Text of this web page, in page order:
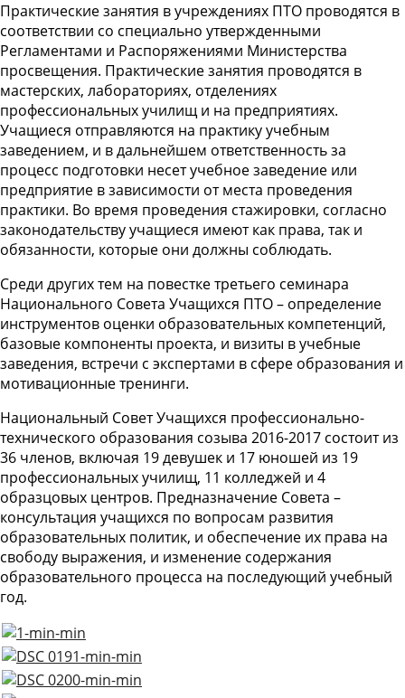
Практические занятия в учреждениях ПТО проводятся в
соответствии со специально утвержденными
Регламентами и Распоряжениями Министерства
просвещения. Практические занятия проводятся в
мастерских, лабораториях, отделениях
профессиональных училищ и на предприятиях.
Учащиеся отправляются на практику учебным
заведением, и в дальнейшем ответственность за
процесс подготовки несет учебное заведение или
предприятие в зависимости от места проведения
практики. Во время проведения стажировки, согласно
законодательству учащиеся имеют как права, так и
обязанности, которые они должны соблюдать.
Среди других тем на повестке третьего семинара
Национального Совета Учащихся ПТО – определение
инструментов оценки образовательных компетенций,
базовые компоненты проекта, и визиты в учебные
заведения, встречи с экспертами в сфере образования и
мотивационные тренинги.
Национальный Совет Учащихся профессионально-
технического образования созыва 2016-2017 состоит из
36 членов, включая 19 девушек и 17 юношей из 19
профессиональных училищ, 11 колледжей и 4
образцовых центров. Предназначение Совета –
консультация учащихся по вопросам развития
образовательных политик, и обеспечение их права на
свободу выражения, и изменение содержания
образовательного процесса на последующий учебный
год.